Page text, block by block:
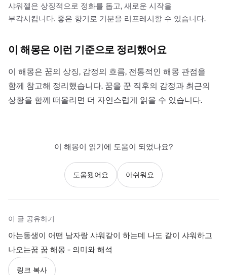
샤워젤은 상징적으로 정화를 돕고, 새로운 시작을
부각시킵니다. 좋은 향기로 기분을 리프레시할 수 있습니다.
이 해몽은 이런 기준으로 정리했어요
이 해몽은 꿈의 상징, 감정의 흐름, 전통적인 해몽 관점을
함께 참고해 정리했습니다. 꿈을 꾼 직후의 감정과 최근의
상황을 함께 떠올리면 더 자연스럽게 읽을 수 있습니다.
이 해몽이 읽기에 도움이 되었나요?
도움됐어요 아쉬워요
이 글 공유하기
아는동생이 어떤 남자랑 샤워같이 하는데 나도 같이 샤워하고
나오는꿈 꿈 해몽 - 의미와 해석
링크 복사